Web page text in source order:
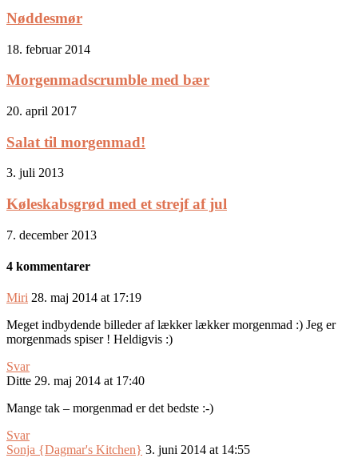
Nøddesmør
18. februar 2014
Morgenmadscrumble med bær
20. april 2017
Salat til morgenmad!
3. juli 2013
Køleskabsgrød med et strejf af jul
7. december 2013
4 kommentarer
Miri 28. maj 2014 at 17:19
Meget indbydende billeder af lækker lækker morgenmad :) Jeg er
morgenmads spiser ! Heldigvis :)
Svar
Ditte 29. maj 2014 at 17:40
Mange tak – morgenmad er det bedste :-)
Svar
Sonja {Dagmar's Kitchen} 3. juni 2014 at 14:55